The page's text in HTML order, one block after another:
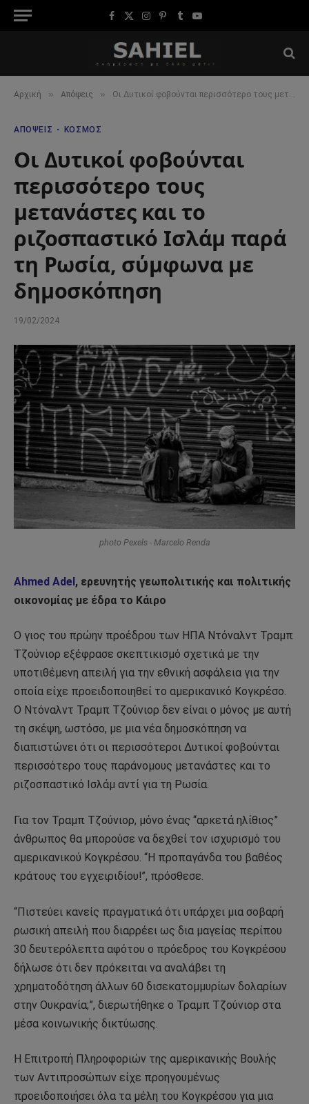
Facebook
X
Instagram
Pinterest
TumblrYouTube
Αρχική » Απόψεις » Οι Δυτικοί φοβούνται περισσότερο τους μετανάστες και το ριζοσπαστικό Ισλάμ παρά τη Ρωσία, σύμφωνα με δημοσκόπηση
ΑΠΌΨΕΙΣ ΚΌΣΜΟΣ
Οι Δυτικοί φοβούνται
περισσότερο τους
μετανάστες και το
ριζοσπαστικό Ισλάμ παρά
τη Ρωσία, σύμφωνα με
δημοσκόπηση
19/02/2024
photo Pexels - Marcelo Renda
Ahmed Adel, ερευνητής γεωπολιτικής και πολιτικής
οικονομίας με έδρα το Κάιρο
Ο γιος του πρώην προέδρου των ΗΠΑ Ντόναλντ Τραμπ
Τζούνιορ εξέφρασε σκεπτικισμό σχετικά με την
υποτιθέμενη απειλή για την εθνική ασφάλεια για την
οποία είχε προειδοποιηθεί το αμερικανικό Κογκρέσο.
Ο Ντόναλντ Τραμπ Τζούνιορ δεν είναι ο μόνος με αυτή
τη σκέψη, ωστόσο, με μια νέα δημοσκόπηση να
διαπιστώνει ότι οι περισσότεροι Δυτικοί φοβούνται
περισσότερο τους παράνομους μετανάστες και το
ριζοσπαστικό Ισλάμ αντί για τη Ρωσία.
Για τον Τραμπ Τζούνιορ, μόνο ένας “αρκετά ηλίθιος”
άνθρωπος θα μπορούσε να δεχθεί τον ισχυρισμό του
αμερικανικού Κογκρέσου. “Η προπαγάνδα του βαθέος
κράτους του εγχειριδίου!”, πρόσθεσε.
“Πιστεύει κανείς πραγματικά ότι υπάρχει μια σοβαρή
ρωσική απειλή που διαρρέει ως δια μαγείας περίπου
30 δευτερόλεπτα αφότου ο πρόεδρος του Κογκρέσου
δήλωσε ότι δεν πρόκειται να αναλάβει τη
χρηματοδότηση άλλων 60 δισεκατομμυρίων δολαρίων
στην Ουκρανία;”, διερωτήθηκε ο Τραμπ Τζούνιορ στα
μέσα κοινωνικής δικτύωσης.
Η Επιτροπή Πληροφοριών της αμερικανικής Βουλής
των Αντιπροσώπων είχε προηγουμένως
προειδοποιήσει όλα τα μέλη του Κογκρέσου για μια